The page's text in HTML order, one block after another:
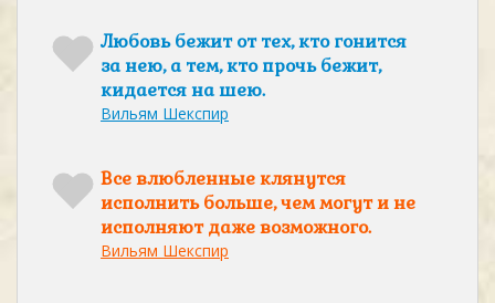
Любовь бежит от тех, кто гонится
за нею, а тем, кто прочь бежит,
кидается на шею.
Вильям Шекспир
Все влюбленные клянутся
исполнить больше, чем могут и не
исполняют даже возможного.
Вильям Шекспир